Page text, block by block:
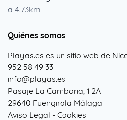
a 4.73km
Quiénes somos
Playas.es es un sitio web de
952 58 49 33
info@playas.es
Pasaje La Camboria, 1 2A
29640 Fuengirola Málaga
Aviso Legal - Cookies